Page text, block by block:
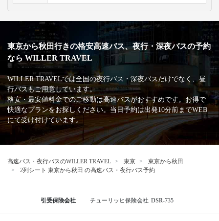
東京から秋田行きの格安高速バス、夜行・深夜バスの予約
なら WILLER TRAVEL
WILLER TRAVELでは全国の夜行バス・深夜バスだけでなく、昼
行バスもご用意しています。
格安・最安値料金でのご移動は高速バスがおすすめです。お得で
快適なプランをお探しください。当日予約は出発10分前までWEB
にて受け付けています。
高速バス・夜行バスのWILLER TRAVEL 東京
東京から秋田
2列シート 東京から秋田 の高速バス・夜行バス予約
引受保険会社 チューリッヒ保険会社 DSR-735